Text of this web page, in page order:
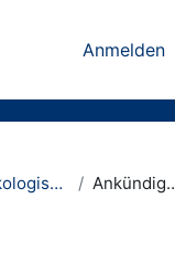
Anmelden
Psychologie des sozial-ökologischen Wandels